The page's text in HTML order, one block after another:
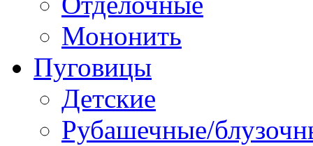
Мононить
Пуговицы
Детские
Рубашечные/